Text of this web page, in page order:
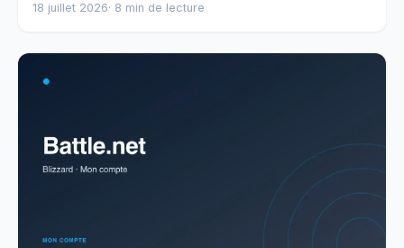
18 juillet 2026· 8 min de lecture